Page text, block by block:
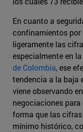
En cuanto a
confinamientos por
ligeramente las
especialmente en
de Colombia, ese
tendencia a la baja
viene observando
negociaciones para
forma que las
mínimo histórico,